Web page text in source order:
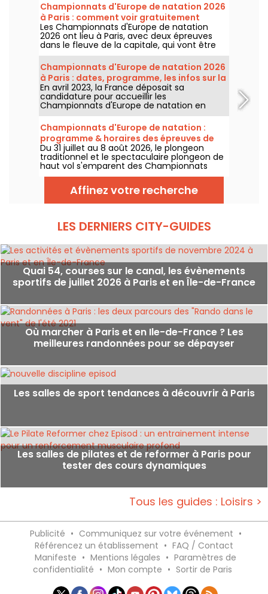
Championnats d'Europe de natation 2026
à Paris : comment voir gratuitement
certaines épreuves ?
Les Championnats d'Europe de natation
2026 ont lieu à Paris, avec deux épreuves
dans le fleuve de la capitale, qui vont être
plus accessibles au grand public ! Comment
observer les compétitions en eau libre et le
plongeon de haut vol, au mois d'août
prochain ?
Championnats d'Europe de natation 2026
à Paris : dates, programme, les infos sur la
compétition
En avril 2023, la France déposait sa
candidature pour accueillir les
Championnats d'Europe de natation en
2026. Du 31 juillet au 16 août, le Centre
Aquatique Olympique vous attend pour
encourager nos nageurs. Voici toutes les
informations à connaître sur la compétition
et les épreuves !
Championnats d'Europe de natation :
programme & horaires des épreuves de
plongeon et de haut vol
Du 31 juillet au 8 août 2026, le plongeon
traditionnel et le spectaculaire plongeon de
haut vol s'emparent des Championnats
d'Europe de natation. Entre le bassin
olympique de Saint-Denis et le cadre
naturel de la Seine, les meilleurs plongeurs
du continent vont s'élancer pour des figures
Affinez votre recherche
LES DERNIERS CITY-GUIDES
Quai 54, courses sur le canal, les évènements
sportifs de juillet 2026 à Paris et en Île-de-France
Où marcher à Paris et en Ile-de-France ? Les
meilleures randonnées pour se dépayser
Les salles de sport tendances à découvrir à Paris
Les salles de pilates et de reformer à Paris pour
tester des cours dynamiques
Tous les guides : Loisirs >
Publicité • Communiquez sur votre événement •
Référencez un établissement • FAQ / Contact
Manifeste • Mentions légales • Paramètres de
confidentialité • Mon compte • Sortir de Paris